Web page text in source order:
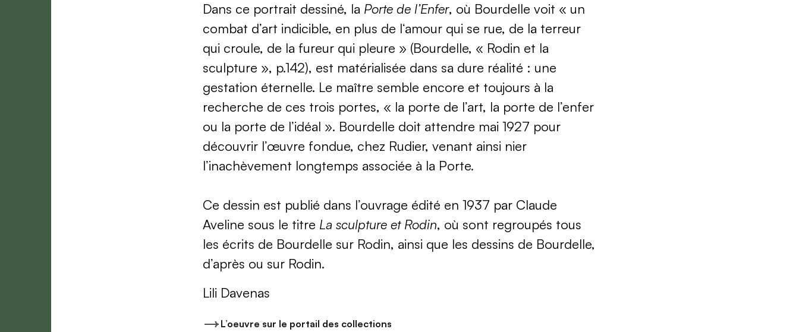
Dans ce portrait dessiné, la Porte de l’Enfer, où Bourdelle voit « un
combat d’art indicible, en plus de l‘amour qui se rue, de la terreur
qui croule, de la fureur qui pleure » (Bourdelle, « Rodin et la
sculpture », p.142), est matérialisée dans sa dure réalité : une
gestation éternelle. Le maître semble encore et toujours à la
recherche de ces trois portes, « la porte de l’art, la porte de l’enfer
ou la porte de l’idéal ». Bourdelle doit attendre mai 1927 pour
découvrir l’œuvre fondue, chez Rudier, venant ainsi nier
l’inachèvement longtemps associée à la Porte.
Ce dessin est publié dans l’ouvrage édité en 1937 par Claude
Aveline sous le titre La sculpture et Rodin, où sont regroupés tous
les écrits de Bourdelle sur Rodin, ainsi que les dessins de Bourdelle,
d’après ou sur Rodin.
Lili Davenas
L’oeuvre sur le portail des collections